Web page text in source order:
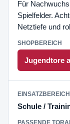
Für
Spielfelder.
Netztiefe und
Jugendtore
Schule /